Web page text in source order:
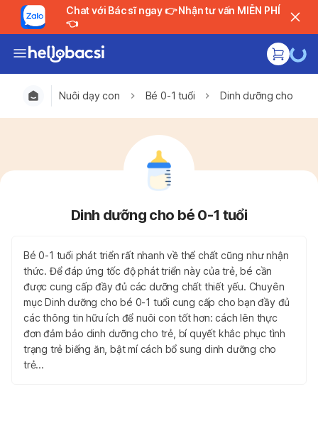
Chat với Bác sĩ ngay 👉 Nhận tư vấn MIỄN PHÍ
👈
Nuôi dạy con Bé 0-1 tuổi Dinh dưỡng cho bé
Dinh dưỡng cho bé 0-1 tuổi
Bé 0-1 tuổi phát triển rất nhanh về thể chất cũng như nhận
thức. Để đáp ứng tốc độ phát triển này của trẻ, bé cần
được cung cấp đầy đủ các dưỡng chất thiết yếu. Chuyên
mục Dinh dưỡng cho bé 0-1 tuổi cung cấp cho bạn đầy đủ
các thông tin hữu ích để nuôi con tốt hơn: cách lên thực
đơn đảm bảo dinh dưỡng cho trẻ, bí quyết khắc phục tình
trạng trẻ biếng ăn, bật mí cách bổ sung dinh dưỡng cho
trẻ...